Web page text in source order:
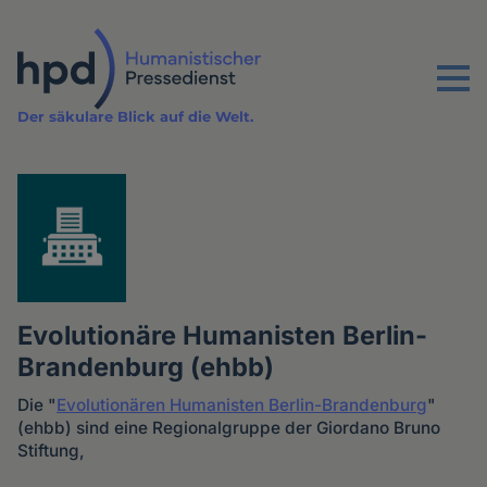
Inhalt
Menu
Der säkulare Blick auf die Welt.
Evolutionäre Humanisten Berlin-
Brandenburg (ehbb)
Die "Evolutionären Humanisten Berlin-Brandenburg"
(ehbb) sind eine Regionalgruppe der Giordano Bruno
Stiftung,